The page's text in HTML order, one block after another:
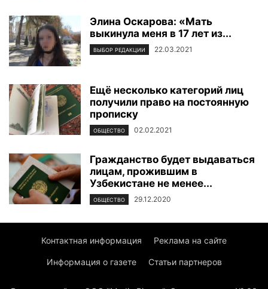
Элина Оскарова: «Мать
выкинула меня в 17 лет из...
ВЫБОР РЕДАКЦИИ 22.03.2021
Ещё несколько категорий лиц
получили право на постоянную
прописку
ОБЩЕСТВО 02.02.2021
Гражданство будет выдаваться
лицам, прожившим в
Узбекистане не менее...
ОБЩЕСТВО 29.12.2020
Контактная информация Реклама на сайте
Информация о газете Статьи партнеров